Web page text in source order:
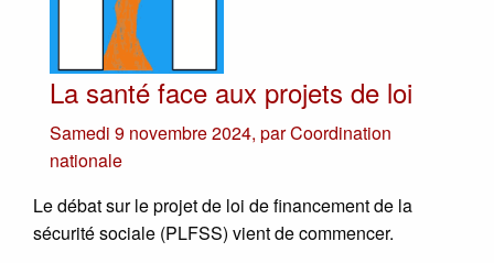
La santé face aux projets de loi
Samedi 9 novembre 2024, parCoordination
nationale
Le débat sur le projet de loi de financement de la
sécurité sociale (PLFSS) vient de commencer.